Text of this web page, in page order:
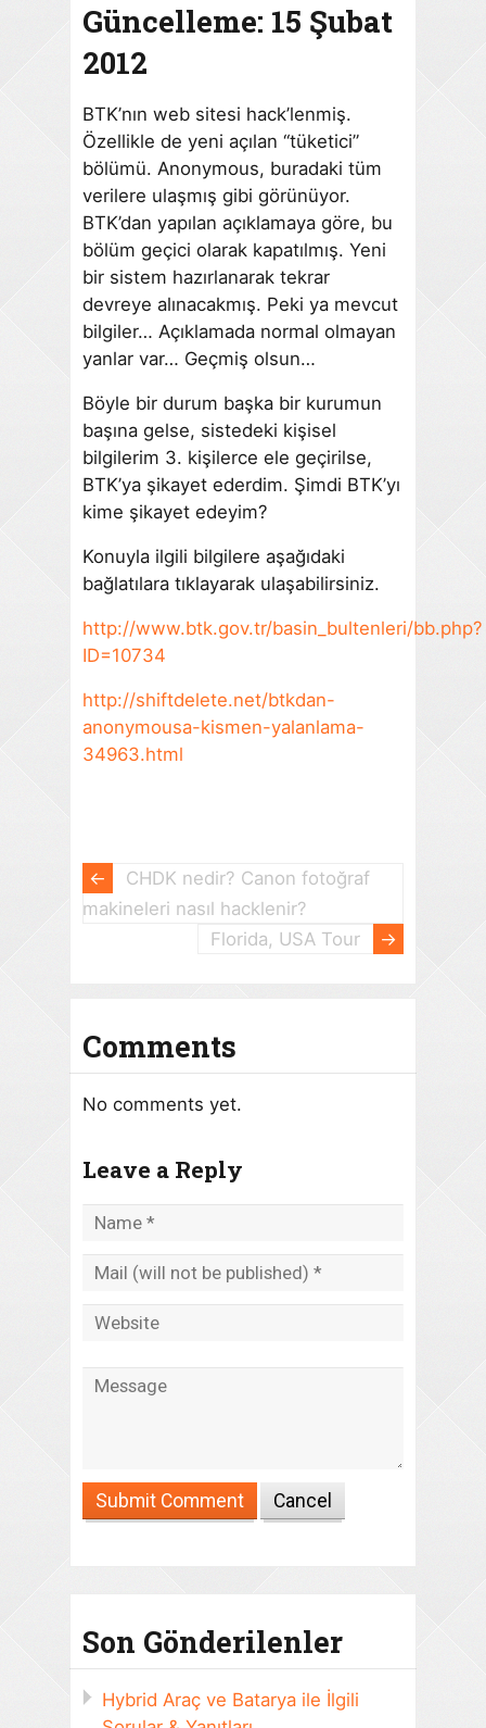
Güncelleme: 15 Şubat
2012
BTK’nın web sitesi hack’lenmiş.
Özellikle de yeni açılan “tüketici”
bölümü. Anonymous, buradaki tüm
verilere ulaşmış gibi görünüyor.
BTK’dan yapılan açıklamaya göre, bu
bölüm geçici olarak kapatılmış. Yeni
bir sistem hazırlanarak tekrar
devreye alınacakmış. Peki ya mevcut
bilgiler… Açıklamada normal olmayan
yanlar var… Geçmiş olsun…
Böyle bir durum başka bir kurumun
başına gelse, sistedeki kişisel
bilgilerim 3. kişilerce ele geçirilse,
BTK’ya şikayet ederdim. Şimdi BTK’yı
kime şikayet edeyim?
Konuyla ilgili bilgilere aşağıdaki
bağlatılara tıklayarak ulaşabilirsiniz.
http://www.btk.gov.tr/basin_bultenleri/bb.php?
ID=10734
http://shiftdelete.net/btkdan-
anonymousa-kismen-yalanlama-
34963.html
CHDK nedir? Canon fotoğraf
makineleri nasıl hacklenir?
Florida, USA Tour
Comments
No comments yet.
Leave a Reply
Son Gönderilenler
Hybrid Araç ve Batarya ile İlgili